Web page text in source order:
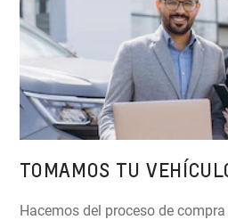
TOMAMOS TU
Hacemos del proceso de